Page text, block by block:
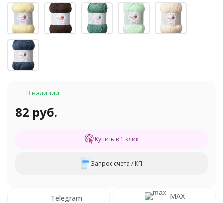
В наличии
82 руб.
Купить в 1 клик
Запрос счета / КП
Telegram MAX